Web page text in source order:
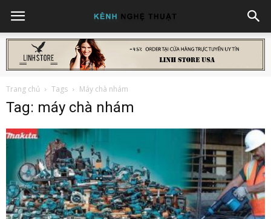
Trang chủ Tags Máy chà nhám
Tag: máy chà nhám